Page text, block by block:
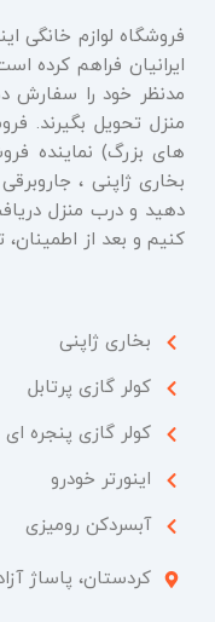
فروشگاه لوازم خانگی
ایرانیان فراهم کرده
منزل تحویل بگیرند.
های بزرگ) نماینده
بخاری ژاپنی ،
دهید و درب منزل
کنیم و بعد از
بخاری ژاپنی
کولر گازی پرتابل
کولر گازی پنجره ای
اینورتر خودرو
آبسردکن رومیزی
کردستان، پاساژ